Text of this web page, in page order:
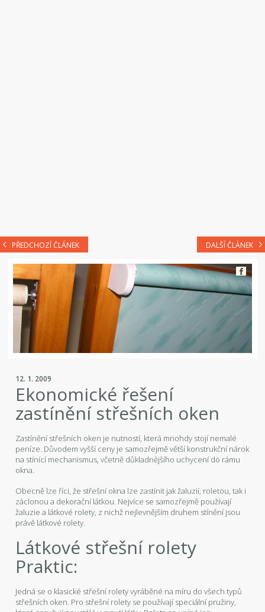
PŘEDCHOZÍ ČLÁNEK DALŠÍ ČLÁNEK
12. 1. 2009
Ekonomické řešení
zastínění střešních oken
Zastínění střešních oken je nutností, která mnohdy stojí nemalé
peníze. Důvodem vyšší ceny je samozřejmě větší konstrukční nárok
na stínící mechanismus, včetně důkladnějšího uchycení do rámu
okna.
Obecně lze říci, že střešní okna lze zastínit jak žaluzií, roletou, tak i
záclonou a dekorační látkou. Nejvíce se samozřejmě používají
žaluzie a látkové rolety, z nichž nejlevnějším druhem stínění jsou
právě látkové rolety.
Látkové střešní rolety
Praktic:
Jedná se o klasické střešní rolety vyráběné na míru do všech typů
střešních oken. Pro střešní rolety se používají speciální pružiny,